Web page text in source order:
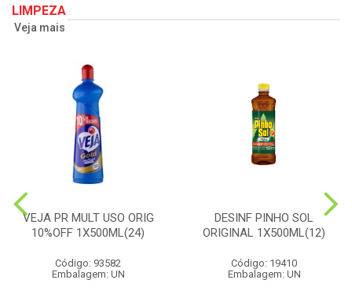
LIMPEZA
Veja mais
VEJA PR MULT USO ORIG
10%OFF 1X500ML(24)
Código: 93582
Embalagem: UN
DESINF PINHO SOL
ORIGINAL 1X500ML(12)
Código: 19410
Embalagem: UN